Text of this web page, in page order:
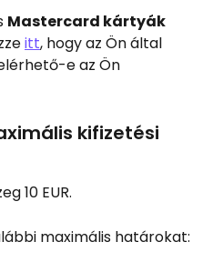
Mastercard kártyák
itt, hogy az Ön által
e az Ön
kifizetési
10 EUR.
maximális határokat: